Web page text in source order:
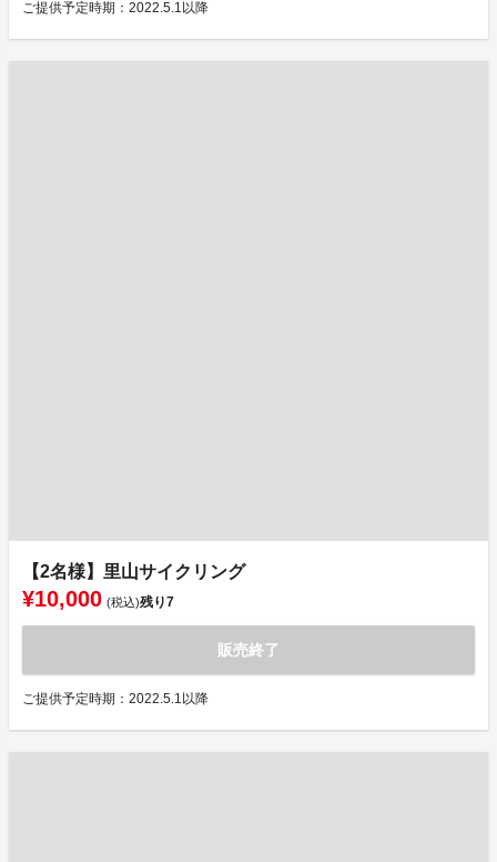
ご提供予定時期：2022.5.1以降
【2名様】里山サイクリング
¥10,000 (税込)残り7
販売終了
ご提供予定時期：2022.5.1以降